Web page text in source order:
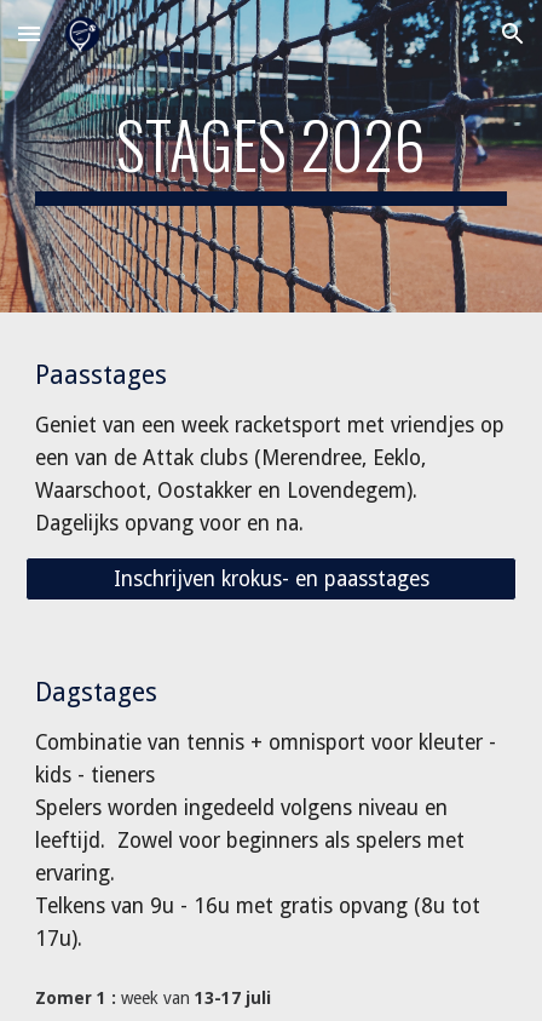
Skip to main content Skip to navigation
STAGES 2026
Paasstages
Geniet van een week racketsport met vriendjes op
een van de Attak clubs (Merendree, Eeklo,
Waarschoot, Oostakker en Lovendegem).
Dagelijks opvang voor en na.
Inschrijven krokus- en paasstages
Dagstages
Combinatie van tennis + omnisport voor kleuter -
kids - tieners
Spelers worden ingedeeld volgens niveau en
leeftijd. Zowel voor beginners als spelers met
ervaring.
Telkens van 9u - 16u met gratis opvang (8u tot
17u).
Zomer 1 : week van13-17 juli